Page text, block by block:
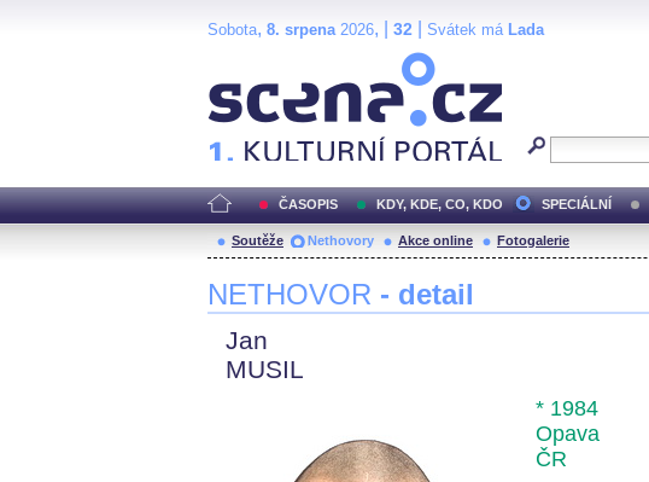
Sobota, 8. srpena2026, | 32 Svátek má Lada
ČASOPIS KDY, KDE, CO, KDO SPECIÁLNÍ
Soutěže Nethovory Akce online Fotogalerie
NETHOVOR - detail
Jan
MUSIL
* 1984
Opava
ČR